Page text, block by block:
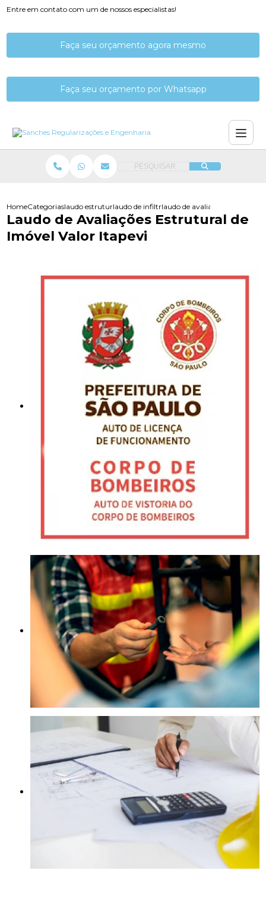
Entre em contato com um de nossos especialistas!
Faça seu orçamento agora mesmo
Faça seu orçamento por Whatsapp
PESQUISAR
HomeCategoriaslaudo estruturallaudo de infiltracao estrutural
laudo de avaliacoes
Laudo de Avaliações Estrutural de
Imóvel Valor Itapevi